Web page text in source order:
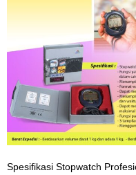
Spesifikasi Stopwatch